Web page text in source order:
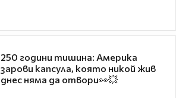
250 години тишина: Америка
зарови капсула, която никой жив
днес няма да отвори👀💥